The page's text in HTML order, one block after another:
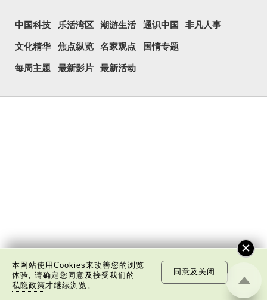
中国科技 乐活湾区 潮游生活 通识中国 非凡人事
文化精华 焦点纵览 名家观点 国情专题
每周主题 最新影片 最新活动
本网站使用Cookies来改善您的浏览
体验, 请确定您同意及接受我们的
私隐政策才继续浏览。
同意及关闭